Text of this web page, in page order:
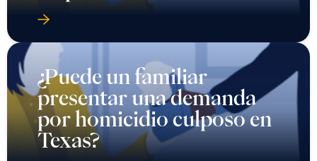
¿Puede un familiar
presentar una demanda
por homicidio culposo en
Texas?